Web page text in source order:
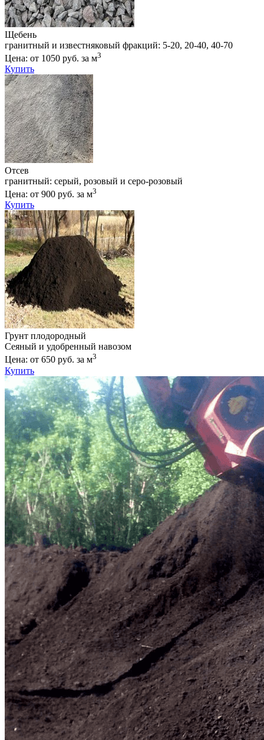
Щебень
гранитный и известняковый фракций: 5-20, 20-40, 40-70
Цена: от 1050 руб. за м3
Купить
Отсев
гранитный: серый, розовый и серо-розовый
Цена: от 900 руб. за м3
Купить
Грунт плодородный
Сеяный и удобренный навозом
Цена: от 650 руб. за м3
Купить